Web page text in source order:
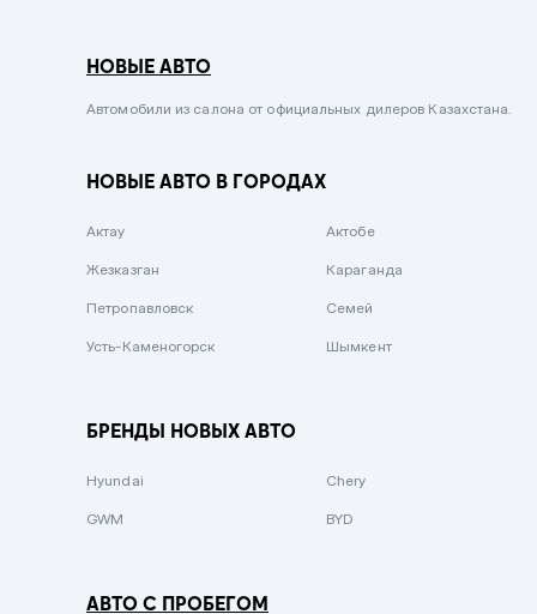
Сиреневый металлик
Вишневый
Зеленый металлик
НОВЫЕ АВТО
Автомобили из салона от официальных дилеров Казахстана.
НОВЫЕ АВТО В ГОРОДАХ
Актау Актобе
Жезказган Караганда
Петропавловск Семей
Усть-Каменогорск Шымкент
БРЕНДЫ НОВЫХ АВТО
Hyundai Chery
GWM BYD
АВТО С ПРОБЕГОМ